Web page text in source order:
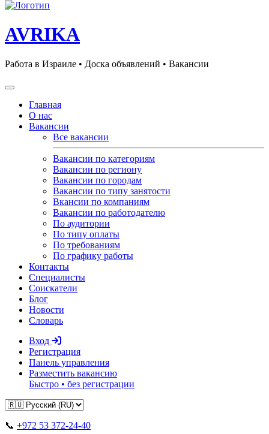
AVRIKA
Работа в Израиле • Доска объявлений • Вакансии
Главная
О нас
Вакансии
Все вакансии
Вакансии по категориям
Вакансии по региону
Вакансии по городам
Вакансии по типу занятости
Вкансии по компаниям
Вакансии по работодателю
По аудитории
По типу оплаты
По требованиям
По графику работы
Контакты
Специалисты
Соискатели
Блог
Новости
Словарь
Вход
Регистрация
Панель управления
Разместить вакансию
Быстро • без регистрации
📞 +972 53 372-24-40